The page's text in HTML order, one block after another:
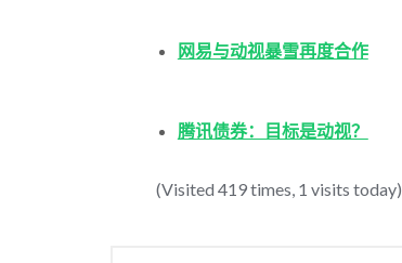
网易与动视暴雪再度合作
腾讯债券：目标是动视？
(Visited 419 times, 1 visits today)